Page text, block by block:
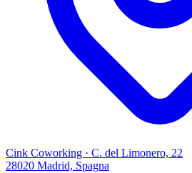
Cink Coworking · C. del Limonero, 22
28020 Madrid, Spagna